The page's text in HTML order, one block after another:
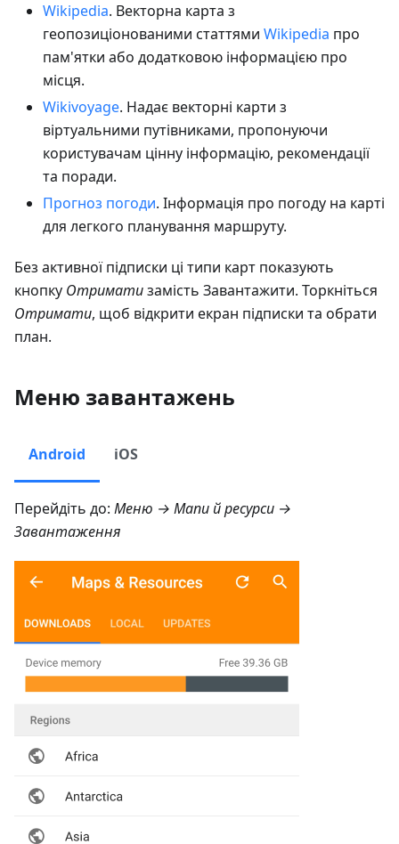
Wikipedia. Векторна карта з
геопозиціонованими статтями Wikipedia про
пам'ятки або додатковою інформацією про
місця.
Wikivoyage. Надає векторні карти з
віртуальними путівниками, пропонуючи
користувачам цінну інформацію, рекомендації
та поради.
Прогноз погоди. Інформація про погоду на карті
для легкого планування маршруту.
Без активної підписки ці типи карт показують
кнопку Отриматизамість Завантажити. Торкніться
Отримати, щоб відкрити екран підписки та обрати
план.
Меню завантажень
Android iOS
Перейдіть до: Меню → Мапи й ресурси →
Завантаження